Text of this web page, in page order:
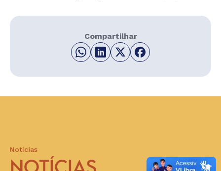
Compartilhar
Notícias